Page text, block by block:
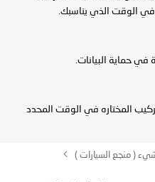
الوقت الذي يناسبك.
حماية البيانات.
المختاره في الوقت المحدد
( منجع السيارات )